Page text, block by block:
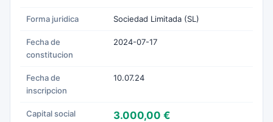
Forma juridica Sociedad Limitada (SL)
Fecha de
constitucion
2024-07-17
Fecha de
inscripcion
10.07.24
Capital social 3.000,00 €